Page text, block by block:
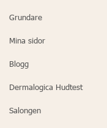
Grundare
Mina sidor
Blogg
Dermalogica Hudtest
Salongen